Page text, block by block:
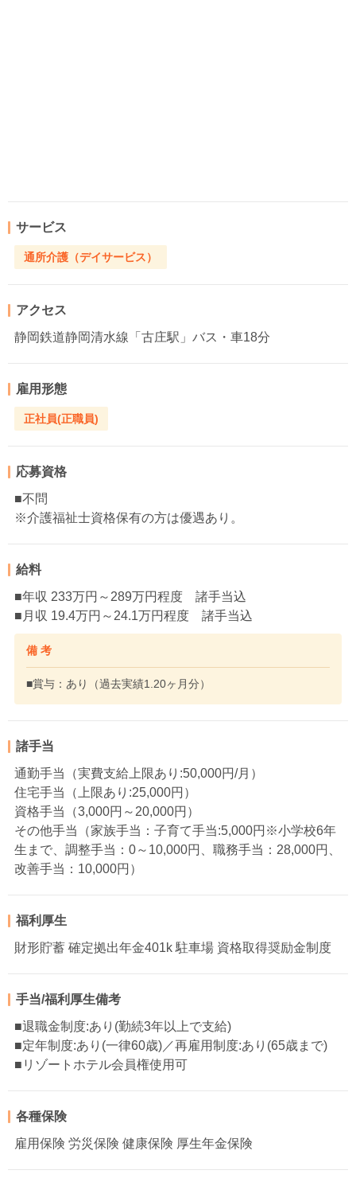
サービス
通所介護（デイサービス）
アクセス
静岡鉄道静岡清水線「古庄駅」バス・車18分
雇用形態
正社員(正職員)
応募資格
■不問
※介護福祉士資格保有の方は優遇あり。
給料
■年収 233万円～289万円程度 諸手当込
■月収 19.4万円～24.1万円程度 諸手当込
備 考
■賞与：あり（過去実績1.20ヶ月分）
諸手当
通勤手当（実費支給上限あり:50,000円/月）
住宅手当（上限あり:25,000円）
資格手当（3,000円～20,000円）
その他手当（家族手当：子育て手当:5,000円※小学校6年
生まで、調整手当：0～10,000円、職務手当：28,000円、
改善手当：10,000円）
福利厚生
財形貯蓄 確定拠出年金401k 駐車場 資格取得奨励金制度
手当/福利厚生備考
■退職金制度:あり(勤続3年以上で支給)
■定年制度:あり(一律60歳)／再雇用制度:あり(65歳まで)
■リゾートホテル会員権使用可
各種保険
雇用保険 労災保険 健康保険 厚生年金保険